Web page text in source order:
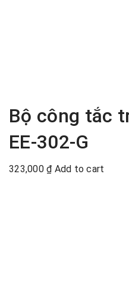
Bộ công tắc
EE-302-G
323,000 ₫ Add to cart